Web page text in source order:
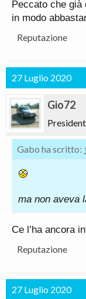
Peccato che già
in modo
Reputazione
27 Luglio 2020
Gio72
Gabo ha scritto:
ma non aveva
Ce l’ha ancora
Reputazione
27 Luglio 2020